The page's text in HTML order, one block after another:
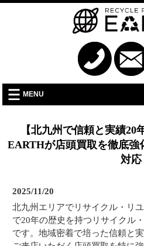
MENU
【北九州で信頼と実績20年】インボイス対応の
EARTHが店頭買取を徹底強
対応
2025/11/20
北九州エリアでリサイクル・リ
で20年の歴史を持つリサイクル
です。地域密着で培った信頼と